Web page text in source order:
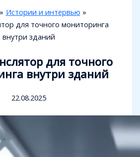
Истории и интервью
для точного мониторинга
внутри зданий
для точного
внутри зданий
22.08.2025